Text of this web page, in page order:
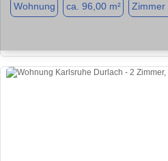
Wohnung ca. 96,00 m² Zimmer